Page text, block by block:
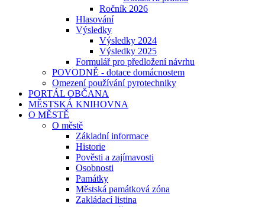
Ročník 2026
Hlasování
Výsledky
Výsledky 2024
Výsledky 2025
Formulář pro předložení návrhu
POVODNĚ - dotace domácnostem
Omezení používání pyrotechniky
PORTÁL OBČANA
MĚSTSKÁ KNIHOVNA
O MĚSTĚ
O městě
Základní informace
Historie
Pověsti a zajímavosti
Osobnosti
Památky
Městská památková zóna
Zakládací listina